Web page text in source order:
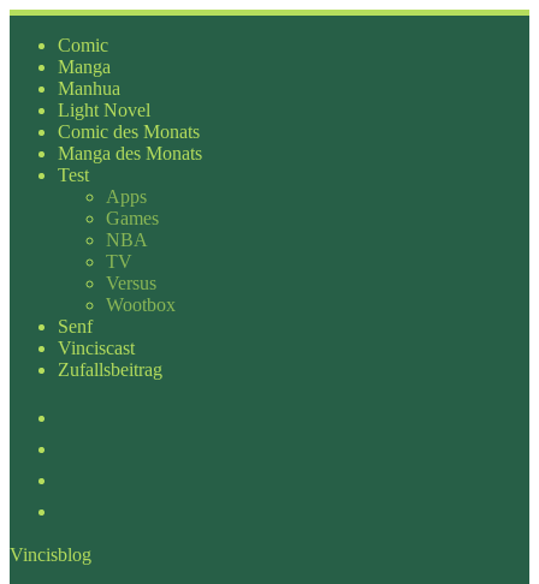
Zum
Inhalt
springen
Comic
Manga
Manhua
Light Novel
Comic des Monats
Manga des Monats
Test
Apps
Games
NBA
TV
Versus
Wootbox
Senf
Vinciscast
Zufallsbeitrag
Vincisblog